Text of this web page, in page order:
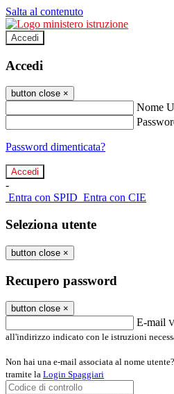
Salta al contenuto
Accedi
Accedi
button close ×
Nome
Password dimenticata?
-
Entra con SPID Entra con CIE
Seleziona utente
button close ×
Recupero password
button close ×
E-mail
all'indirizzo indicato con le istruzioni
Non hai una e-mail associata al nome
tramite la Login Spaggiari